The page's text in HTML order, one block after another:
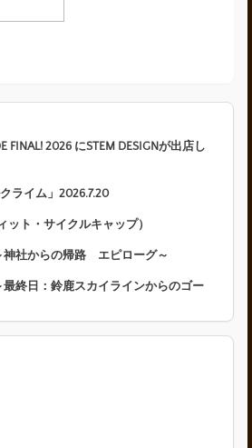
FINAL! 2026 にSTEM DESIGNが出店し
ライム」2026.7.20
ット・サイクルキャップ）
神社からの帰路 エピローグ～
終日：鈴鹿スカイラインからのゴー